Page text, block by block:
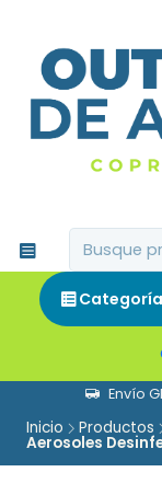
Envío
Inicio Productos
Aerosoles